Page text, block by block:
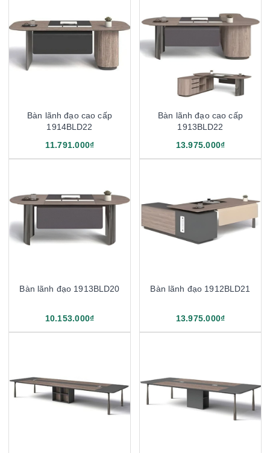
Bàn lãnh đạo cao cấp
1914BLD22
11.791.000₫
Bàn lãnh đạo cao cấp
1913BLD22
13.975.000₫
Bàn lãnh đạo 1913BLD20
10.153.000₫
Bàn lãnh đạo 1912BLD21
13.975.000₫